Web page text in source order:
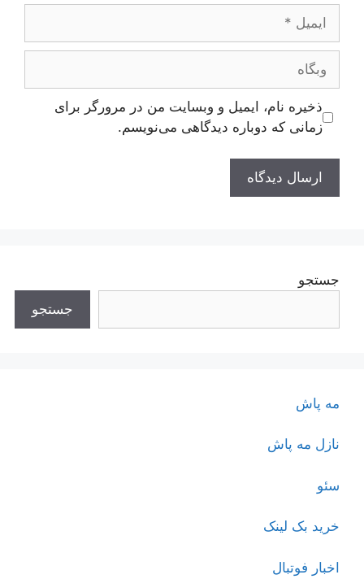
ایمیل
وبگاه
ذخیره نام، ایمیل و وبسایت من در مرورگر برای
زمانی که دوباره دیدگاهی می‌نویسم.
جستجو
جستجو
مه پاش
نازل مه پاش
سئو
خرید بک لینک
اخبار فوتبال